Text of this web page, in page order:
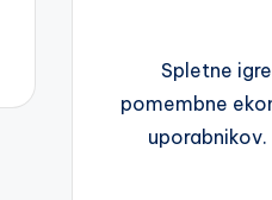
Spletne
pomembne